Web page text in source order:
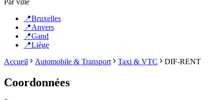
Par ville
📍Bruxelles
📍Anvers
📍Gand
📍Liège
Accueil
Automobile & Transport Taxi & VTC DIF-RENT
Coordonnées